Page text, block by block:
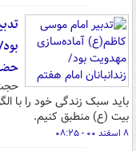
باید سبک زندگی خود را با
بیت (ع) منطبق کنیم.
۸ اسفند ۰۰ - ۰۸:۲۵